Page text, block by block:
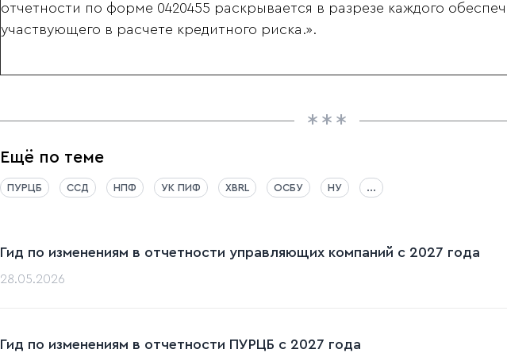
отчетности по форме 0420455 раскрывается в разрезе каждого
участвующего в расчете кредитного риска.».
Ещё по теме
ПУРЦБ ССД НПФ УК ПИФ XBRL ОСБУ НУ ...
Гид по изменениям в отчетности управляющих компаний с 2027 года
28.05.2026
Гид по изменениям в отчетности ПУРЦБ с 2027 года